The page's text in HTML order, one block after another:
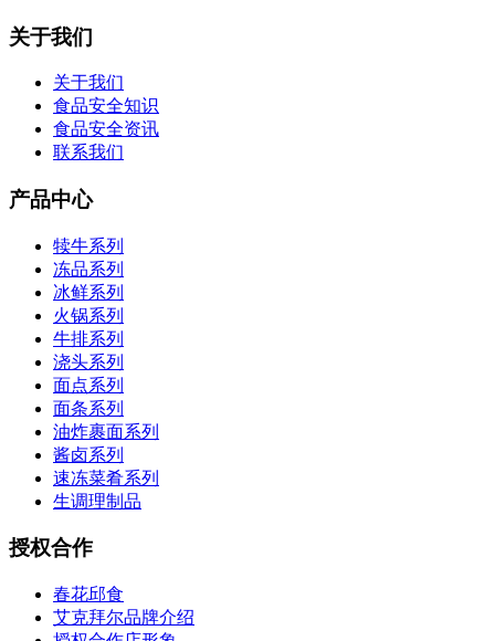
关于我们
关于我们
食品安全知识
食品安全资讯
联系我们
产品中心
犊牛系列
冻品系列
冰鲜系列
火锅系列
牛排系列
浇头系列
面点系列
面条系列
油炸裹面系列
酱卤系列
速冻菜肴系列
生调理制品
授权合作
春花邱食
艾克拜尔品牌介绍